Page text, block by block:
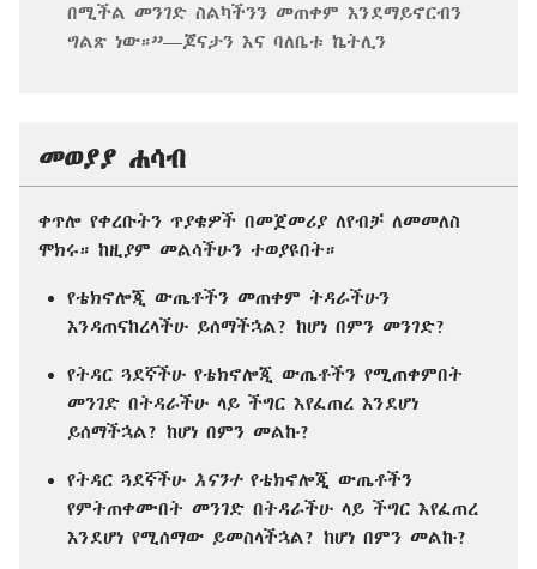
በሚችል መንገድ ስልካችንን መጠቀም እንደማይኖርብን
ግልጽ ነው።”—ጆናታን እና ባለቤቱ ኬትሊን
መወያያ ሐሳብ
ቀጥሎ የቀረቡትን ጥያቄዎች በመጀመሪያ ለየብቻ ለመመለስ
ሞክሩ። ከዚያም መልሳችሁን ተወያዩበት።
የቴክኖሎጂ ውጤቶችን መጠቀም ትዳራችሁን
እንዳጠናከረላችሁ ይሰማችኋል? ከሆነ በምን መንገድ?
የትዳር ጓደኛችሁ የቴክኖሎጂ ውጤቶችን የሚጠቀምበት
መንገድ በትዳራችሁ ላይ ችግር እየፈጠረ እንደሆነ
ይሰማችኋል? ከሆነ በምን መልኩ?
የትዳር ጓደኛችሁ እናንተየቴክኖሎጂ ውጤቶችን
የምትጠቀሙበት መንገድ በትዳራችሁ ላይ ችግር እየፈጠረ
እንደሆነ የሚሰማው ይመስላችኋል? ከሆነ በምን መልኩ?